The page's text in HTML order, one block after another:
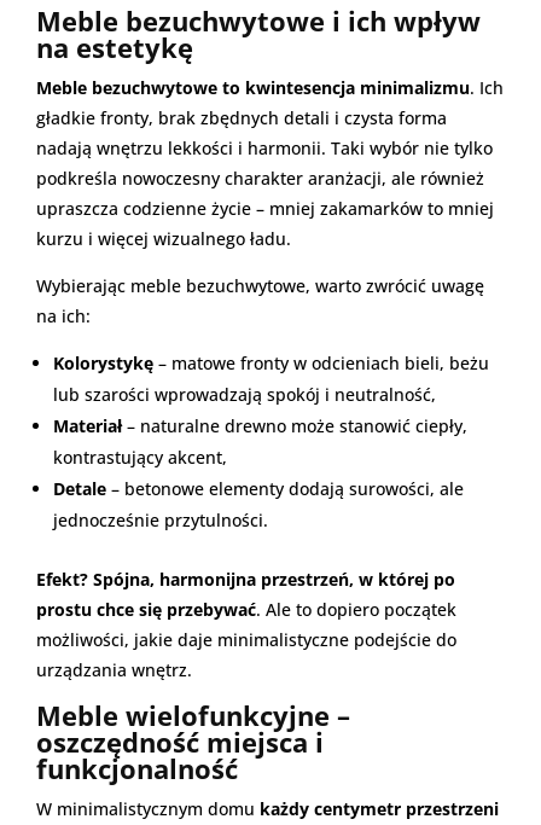
Meble bezuchwytowe i ich wpływ
na estetykę
Meble bezuchwytowe to kwintesencja minimalizmu. Ich
gładkie fronty, brak zbędnych detali i czysta forma
nadają wnętrzu lekkości i harmonii. Taki wybór nie tylko
podkreśla nowoczesny charakter aranżacji, ale również
upraszcza codzienne życie – mniej zakamarków to mniej
kurzu i więcej wizualnego ładu.
Wybierając meble bezuchwytowe, warto zwrócić uwagę
na ich:
Kolorystykę – matowe fronty w odcieniach bieli, beżu
lub szarości wprowadzają spokój i neutralność,
Materiał– naturalne drewno może stanowić ciepły,
kontrastujący akcent,
Detale – betonowe elementy dodają surowości, ale
jednocześnie przytulności.
Efekt? Spójna, harmonijna przestrzeń, w której po
prostu chce się przebywać. Ale to dopiero początek
możliwości, jakie daje minimalistyczne podejście do
urządzania wnętrz.
Meble wielofunkcyjne –
oszczędność miejsca i
funkcjonalność
W minimalistycznym domu każdy centymetr przestrzeni